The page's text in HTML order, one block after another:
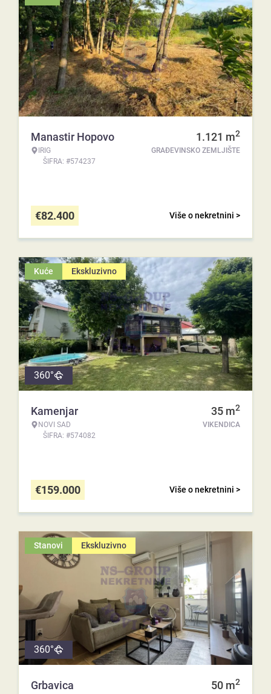
Manastir Hopovo
IRIG
ŠIFRA: #574237
1.121 m2
GRAĐEVINSKO ZEMLJIŠTE
Više o nekretnini >
€82.400
Kuće Ekskluzivno
360°
Kamenjar
NOVI SAD
ŠIFRA: #574082
35 m2
VIKENDICA
Više o nekretnini >
€159.000
Stanovi Ekskluzivno
360°
Grbavica 50 m2